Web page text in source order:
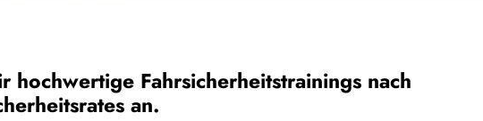
Fahrsicherheitstrainings nach
an.